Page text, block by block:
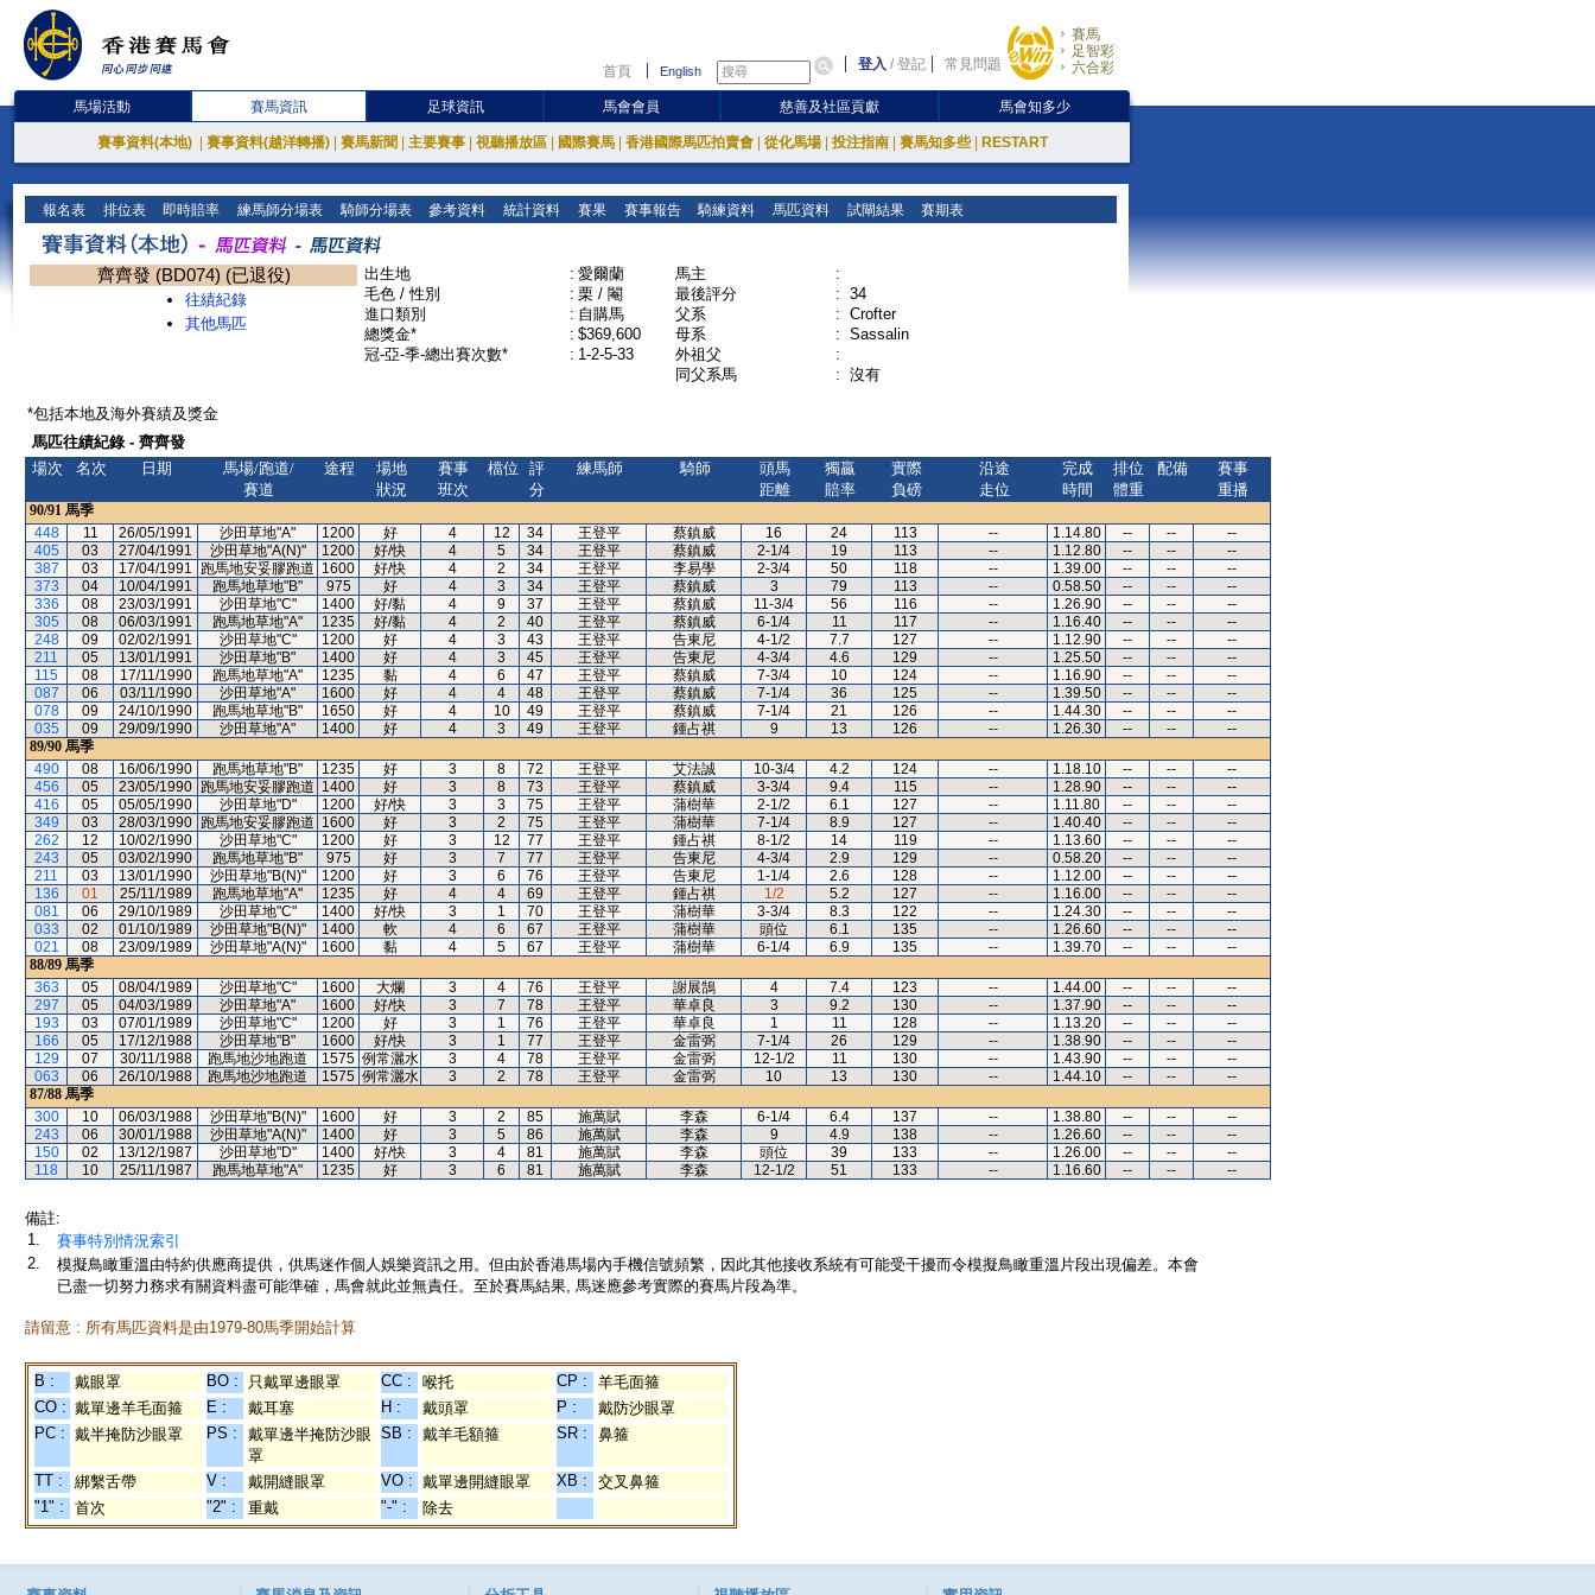
首頁 English 登入 /登記 常見問題
賽馬
足智彩
六合彩
馬場活動 賽馬資訊 足球資訊 馬會會員 慈善及社區貢獻 馬會知多少
賽事資料(本地) 賽事資料(越洋轉播) 賽馬新聞 主要賽事 視聽播放區 國際賽馬 香港國際馬匹拍賣會 從化馬場 投注指南 賽馬知多些 RESTART
報名表 排位表 即時賠率 練馬師分場表 騎師分場表 參考資料 統計資料 賽果 賽事報告 騎練資料 馬匹資料 試閘結果 賽期表
齊齊發 (BD074) (已退役)
往績紀錄
其他馬匹
出生地 : 愛爾蘭
毛色 / 性別
: 栗 / 閹
進口類別
: 自購馬
總獎金*
: $369,600
冠-亞-季-總出賽次數*
: 1-2-5-33
馬主
:
最後評分
: 34
父系
: Crofter
母系
: Sassalin
外祖父
:
同父系馬
: 沒有
*包括本地及海外賽績及獎金
馬匹往績紀錄 - 齊齊發
場次
名次 日期
馬場/跑道/
賽道
途程
場地
狀況
賽事
班次
檔位
評
分
練馬師 騎師
頭馬
距離
獨贏
賠率
實際
負磅
沿途
走位
完成
時間
排位
體重
配備
賽事
重播
90/91 馬季
448
11 26/05/1991 沙田草地"A" 1200 好 4 12 34 王登平 蔡鎮威 16 24 113 -- 1.14.80 -- --
--
405
03 27/04/1991 沙田草地"A(N)" 1200 好/快 4 5 34 王登平 蔡鎮威 2-1/4 19 113 -- 1.12.80 -- --
--
387
03 17/04/1991 跑馬地安妥膠跑道 1600 好/快 4 2 34 王登平 李易學 2-3/4 50 118 -- 1.39.00 -- --
--
373
04 10/04/1991 跑馬地草地"B" 975 好 4 3 34 王登平 蔡鎮威 3 79 113 -- 0.58.50 -- --
--
336
08 23/03/1991 沙田草地"C" 1400 好/黏 4 9 37 王登平 蔡鎮威 11-3/4 56 116 -- 1.26.90 -- --
--
305
08 06/03/1991 跑馬地草地"A" 1235 好/黏 4 2 40 王登平 蔡鎮威 6-1/4 11 117 -- 1.16.40 -- --
--
248
09 02/02/1991 沙田草地"C" 1200 好 4 3 43 王登平 告東尼 4-1/2 7.7 127 -- 1.12.90 -- --
--
211
05 13/01/1991 沙田草地"B" 1400 好 4 3 45 王登平 告東尼 4-3/4 4.6 129 -- 1.25.50 -- --
--
115
08 17/11/1990 跑馬地草地"A" 1235 黏 4 6 47 王登平 蔡鎮威 7-3/4 10 124 -- 1.16.90 -- --
--
087
06 03/11/1990 沙田草地"A" 1600 好 4 4 48 王登平 蔡鎮威 7-1/4 36 125 -- 1.39.50 -- --
--
078
09 24/10/1990 跑馬地草地"B" 1650 好 4 10 49 王登平 蔡鎮威 7-1/4 21 126 -- 1.44.30 -- --
--
035
09 29/09/1990 沙田草地"A" 1400 好 4 3 49 王登平 鍾占祺 9 13 126 -- 1.26.30 -- --
--
89/90 馬季
490
08 16/06/1990 跑馬地草地"B" 1235 好 3 8 72 王登平 艾法誠 10-3/4 4.2 124 -- 1.18.10 -- --
--
456
05 23/05/1990 跑馬地安妥膠跑道 1400 好 3 8 73 王登平 蔡鎮威 3-3/4 9.4 115 -- 1.28.90 -- --
--
416
05 05/05/1990 沙田草地"D" 1200 好/快 3 3 75 王登平 蒲樹華 2-1/2 6.1 127 -- 1.11.80 -- --
--
349
03 28/03/1990 跑馬地安妥膠跑道 1600 好 3 2 75 王登平 蒲樹華 7-1/4 8.9 127 -- 1.40.40 -- --
--
262
12 10/02/1990 沙田草地"C" 1200 好 3 12 77 王登平 鍾占祺 8-1/2 14 119 -- 1.13.60 -- --
--
243
05 03/02/1990 跑馬地草地"B" 975 好 3 7 77 王登平 告東尼 4-3/4 2.9 129 -- 0.58.20 -- --
--
211
03 13/01/1990 沙田草地"B(N)" 1200 好 3 6 76 王登平 告東尼 1-1/4 2.6 128 -- 1.12.00 -- --
--
136
01 25/11/1989 跑馬地草地"A" 1235 好 4 4 69 王登平 鍾占祺 1/2 5.2 127 -- 1.16.00 -- --
--
081
06 29/10/1989 沙田草地"C" 1400 好/快 3 1 70 王登平 蒲樹華 3-3/4 8.3 122 -- 1.24.30 -- --
--
033
02 01/10/1989 沙田草地"B(N)" 1400 軟 4 6 67 王登平 蒲樹華 頭位 6.1 135 -- 1.26.60 -- --
--
021
08 23/09/1989 沙田草地"A(N)" 1600 黏 4 5 67 王登平 蒲樹華 6-1/4 6.9 135 -- 1.39.70 -- --
--
88/89 馬季
363
05 08/04/1989 沙田草地"C" 1600 大爛 3 4 76 王登平 謝展鵠 4 7.4 123 -- 1.44.00 -- --
--
297
05 04/03/1989 沙田草地"A" 1600 好/快 3 7 78 王登平 華卓良 3 9.2 130 -- 1.37.90 -- --
--
193
03 07/01/1989 沙田草地"C" 1200 好 3 1 76 王登平 華卓良 1 11 128 -- 1.13.20 -- --
--
166
05 17/12/1988 沙田草地"B" 1600 好/快 3 1 77 王登平 金雷弼 7-1/4 26 129 -- 1.38.90 -- --
--
129
07 30/11/1988 跑馬地沙地跑道 1575 例常灑水 3 4 78 王登平 金雷弼 12-1/2 11 130 -- 1.43.90 -- --
--
063
06 26/10/1988 跑馬地沙地跑道 1575 例常灑水 3 2 78 王登平 金雷弼 10 13 130 -- 1.44.10 -- --
--
87/88 馬季
300
10 06/03/1988 沙田草地"B(N)" 1600 好 3 2 85 施萬賦 李森 6-1/4 6.4 137 -- 1.38.80 -- --
--
243
06 30/01/1988 沙田草地"A(N)" 1400 好 3 5 86 施萬賦 李森 9 4.9 138 -- 1.26.60 -- --
--
150
02 13/12/1987 沙田草地"D" 1400 好/快 3 4 81 施萬賦 李森 頭位 39 133 -- 1.26.00 -- --
--
118
10 25/11/1987 跑馬地草地"A" 1235 好 3 6 81 施萬賦 李森 12-1/2 51 133 -- 1.16.60 -- -- --
備註:
1.
賽事特別情況索引
2.
模擬鳥瞰重溫由特約供應商提供，供馬迷作個人娛樂資訊之用。但由於香港馬場內手機信號頻繁，因此其他接收系統有可能受干擾而令模擬鳥瞰重溫片段出現偏差。本會
已盡一切努力務求有關資料盡可能準確，馬會就此並無責任。至於賽馬結果, 馬迷應參考實際的賽馬片段為準。
請留意 : 所有馬匹資料是由1979-80馬季開始計算
B : 戴眼罩 BO : 只戴單邊眼罩 CC : 喉托 CP :
羊毛面箍
CO : 戴單邊羊毛面箍 E : 戴耳塞 H : 戴頭罩 P :
戴防沙眼罩
PC : 戴半掩防沙眼罩 PS :
戴單邊半掩防沙眼
罩
SB : 戴羊毛額箍 SR : 鼻箍
TT : 綁繫舌帶 V : 戴開縫眼罩 VO : 戴單邊開縫眼罩 XB :
交叉鼻箍
"1" :
首次 "2" : 重戴 "-" : 除去